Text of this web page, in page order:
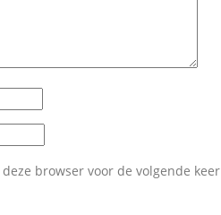
browser voor de volgende